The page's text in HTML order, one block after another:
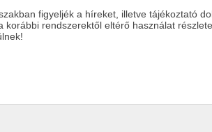
figyeljék a híreket, illetve tájékoztató
korábbi rendszerektől eltérő használat